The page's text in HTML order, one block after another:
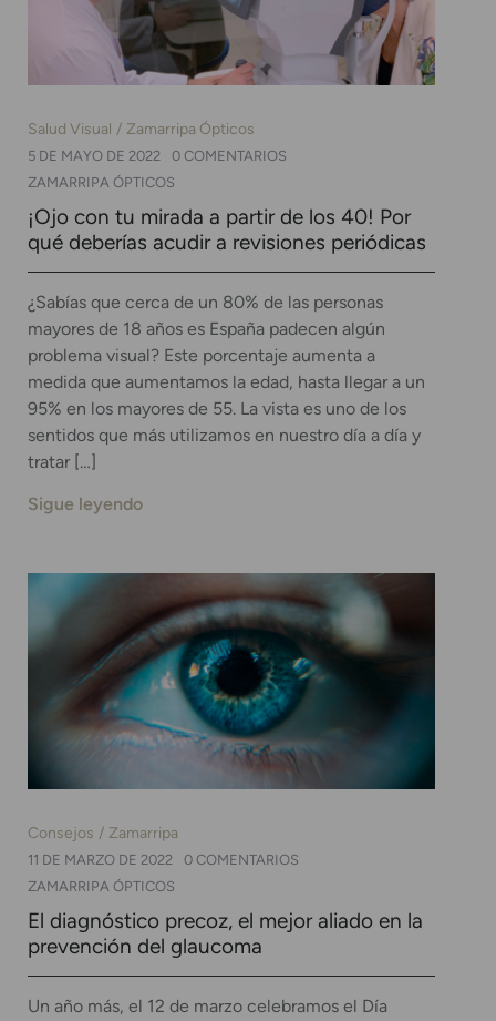
Salud Visual Zamarripa Ópticos
5 DE MAYO DE 2022
0 COMENTARIOS
ZAMARRIPA ÓPTICOS
¡Ojo con tu mirada a partir de los 40! Por
qué deberías acudir a revisiones periódicas
¿Sabías que cerca de un 80% de las personas
mayores de 18 años es España padecen algún
problema visual? Este porcentaje aumenta a
medida que aumentamos la edad, hasta llegar a un
95% en los mayores de 55. La vista es uno de los
sentidos que más utilizamos en nuestro día a día y
tratar […]
Sigue leyendo
Consejos Zamarripa
11 DE MARZO DE 2022
0 COMENTARIOS
ZAMARRIPA ÓPTICOS
El diagnóstico precoz, el mejor aliado en la
prevención del glaucoma
Un año más, el 12 de marzo celebramos el Día